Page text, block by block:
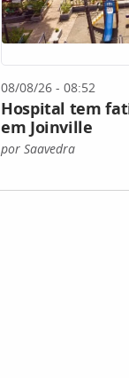
08/08/26 - 08:52
Hospital tem
em Joinville
por Saavedra